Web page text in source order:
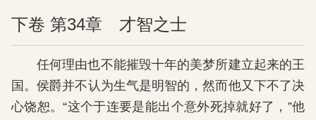
下卷 第34章 才智之士
任何理由也不能摧毁十年的美梦所建立起来的王
国。侯爵并不认为生气是明智的，然而他又下不了决
心饶恕。“这个于连要是能出个意外死掉就好了，”他